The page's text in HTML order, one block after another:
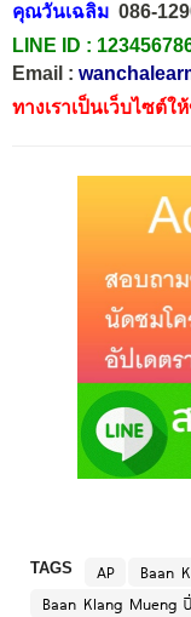
คุณวันเฉลิม 086-
LINE ID :
Email :
ทางเราเป็นเว็บไซต์ใ
TAGS AP
Baan
Baan Klang Mueng